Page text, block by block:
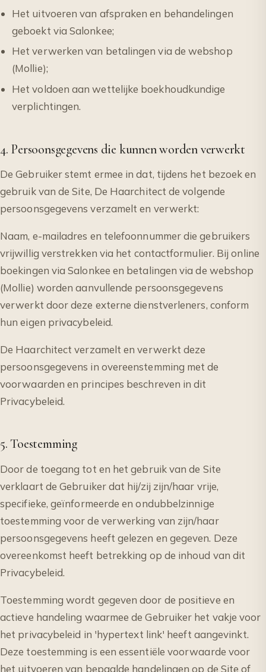
Het uitvoeren van afspraken en behandelingen
geboekt via Salonkee;
Het verwerken van betalingen via de webshop
(Mollie);
Het voldoen aan wettelijke boekhoudkundige
verplichtingen.
4. Persoonsgegevens die kunnen worden verwerkt
De Gebruiker stemt ermee in dat, tijdens het bezoek en
gebruik van de Site, De Haarchitect de volgende
persoonsgegevens verzamelt en verwerkt:
Naam, e-mailadres en telefoonnummer die gebruikers
vrijwillig verstrekken via het contactformulier. Bij online
boekingen via Salonkee en betalingen via de webshop
(Mollie) worden aanvullende persoonsgegevens
verwerkt door deze externe dienstverleners, conform
hun eigen privacybeleid.
De Haarchitect verzamelt en verwerkt deze
persoonsgegevens in overeenstemming met de
voorwaarden en principes beschreven in dit
Privacybeleid.
5. Toestemming
Door de toegang tot en het gebruik van de Site
verklaart de Gebruiker dat hij/zij zijn/haar vrije,
specifieke, geïnformeerde en ondubbelzinnige
toestemming voor de verwerking van zijn/haar
persoonsgegevens heeft gelezen en gegeven. Deze
overeenkomst heeft betrekking op de inhoud van dit
Privacybeleid.
Toestemming wordt gegeven door de positieve en
actieve handeling waarmee de Gebruiker het vakje voor
het privacybeleid in 'hypertext link' heeft aangevinkt.
Deze toestemming is een essentiële voorwaarde voor
het uitvoeren van bepaalde handelingen op de Site of